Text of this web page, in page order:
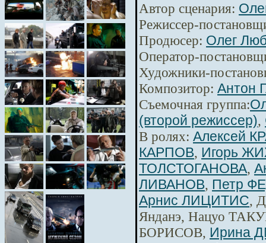
Автор сценария:
Режиссер-
Продюсер: Олег
Оператор-
Художники-
Композитор: Антон
Съемочная группа:
(второй режиссер),
В ролях: Алексей
КАРПОВ, Игорь
ТОЛСТОГАНОВА,
ЛИВАНОВ, Петр
Арнис ЛИЦИТИС,
Янданэ, Нацуо
БОРИСОВ, Ирина